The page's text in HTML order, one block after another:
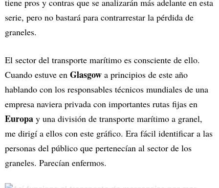
tiene pros y contras que se analizarán más adelante en esta
serie, pero no bastará para contrarrestar la pérdida de
graneles.
El sector del transporte marítimo es consciente de ello.
Cuando estuve en Glasgow a principios de este año
hablando con los responsables técnicos mundiales de una
empresa naviera privada con importantes rutas fijas en
Europa y una división de transporte marítimo a granel,
me dirigí a ellos con este gráfico. Era fácil identificar a las
personas del público que pertenecían al sector de los
graneles. Parecían enfermos.